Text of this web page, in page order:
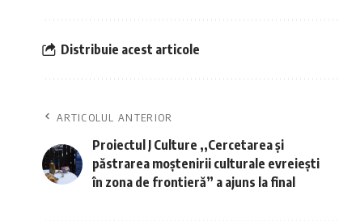
Distribuie acest articole
ARTICOLUL ANTERIOR
Proiectul J Culture ,,Cercetarea și
păstrarea moștenirii culturale evreiești
în zona de frontieră” a ajuns la final